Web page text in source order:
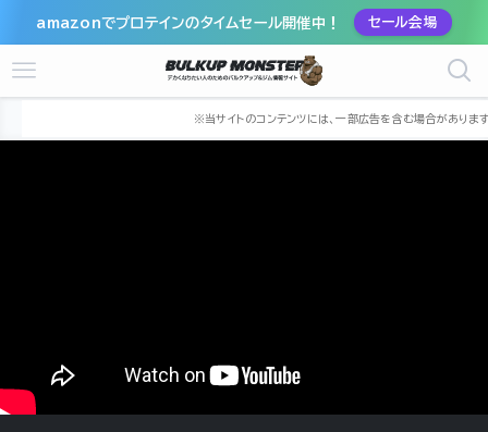
amazonでプロテインのタイムセール開催中！ セール会場
山本義徳